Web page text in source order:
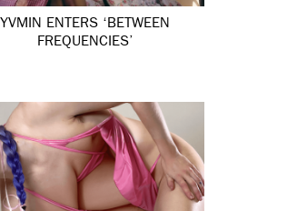
YVMIN ENTERS ‘BETWEEN
FREQUENCIES’